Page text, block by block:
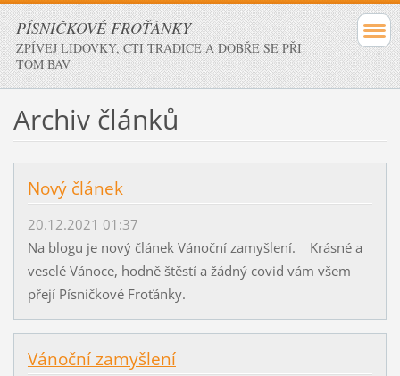
PÍSNIČKOVÉ FROŤÁNKY
ZPÍVEJ LIDOVKY, CTI TRADICE A DOBŘE SE PŘI
TOM BAV
Archiv článků
Nový článek
20.12.2021 01:37
Na blogu je nový článek Vánoční zamyšlení. Krásné a
veselé Vánoce, hodně štěstí a žádný covid vám všem
přejí Písničkové Froťánky.
Vánoční zamyšlení